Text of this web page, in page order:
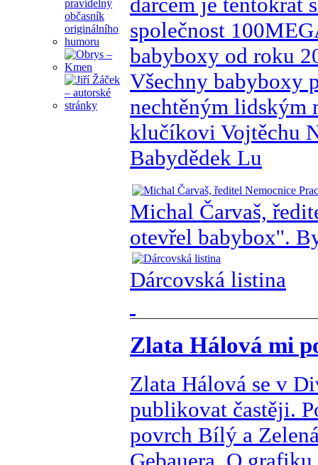
společnost
babyboxy od roku
Všechny babyboxy
nechtěným lidským
klučíkovi Vojtěchu
Babydědek Lu
Michal Čarvaš,
otevřel babybox''.
Dárcovská listina
Zlata Hálová mi
Zlata Hálová se v
publikovat častěji.
povrch Bílý a